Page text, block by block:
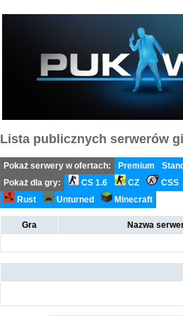
Lista publicznych serwerów
Pokaż serwery w ofertach: Premium
Pokaż dla gry:
CS 1.6 CZ
CSS
Rust
Unturned Minecraft
Gra Nazwa